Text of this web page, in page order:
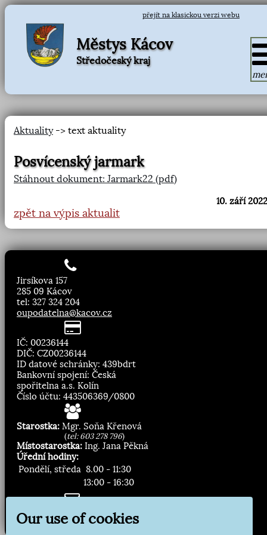
přejít na klasickou verzi webu
Městys Kácov
Středočeský kraj
Aktuality-> text aktuality
Posvícenský jarmark
Stáhnout dokument: Jarmark22 (pdf)
10. září
zpět na výpis aktualit
Jirsíkova 157
285 09 Kácov
tel: 327 324 204
oupodatelna@kacov.cz
IČ: 00236144
DIČ: CZ00236144
ID datové schránky: 439bdrt
Bankovní spojení: Česká
spořitelna a.s. Kolín
Číslo účtu: 443506369/0800
Starostka: Mgr. Soňa Křenová
(tel: 603 278 796)
Místostarostka: Ing. Jana Pěkná
Úřední hodiny:
Pondělí, středa 8.00 - 11:30
13:00 - 16:30
Zasílání novinek:
Our use of cookies